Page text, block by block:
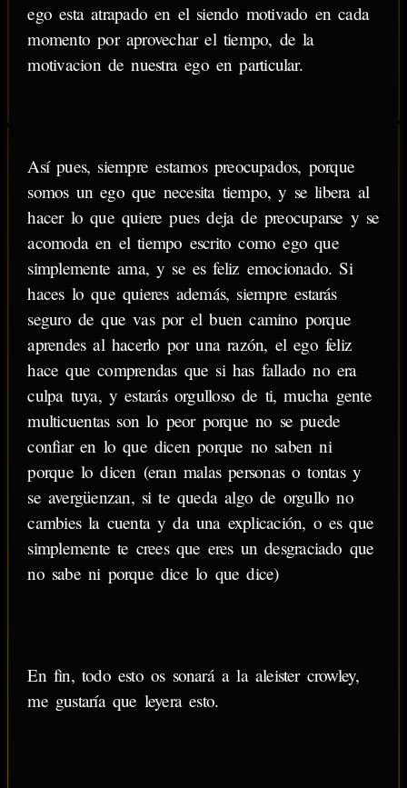
ego esta atrapado en el siendo motivado en cada
momento por aprovechar el tiempo, de la
motivacion de nuestra ego en particular.
Así pues, siempre estamos preocupados, porque
somos un ego que necesita tiempo, y se libera al
hacer lo que quiere pues deja de preocuparse y se
acomoda en el tiempo escrito como ego que
simplemente ama, y se es feliz emocionado. Si
haces lo que quieres además, siempre estarás
seguro de que vas por el buen camino porque
aprendes al hacerlo por una razón, el ego feliz
hace que comprendas que si has fallado no era
culpa tuya, y estarás orgulloso de ti, mucha gente
multicuentas son lo peor porque no se puede
confiar en lo que dicen porque no saben ni
porque lo dicen (eran malas personas o tontas y
se avergüenzan, si te queda algo de orgullo no
cambies la cuenta y da una explicación, o es que
simplemente te crees que eres un desgraciado que
no sabe ni porque dice lo que dice)
En fin, todo esto os sonará a la aleister crowley,
me gustaría que leyera esto.